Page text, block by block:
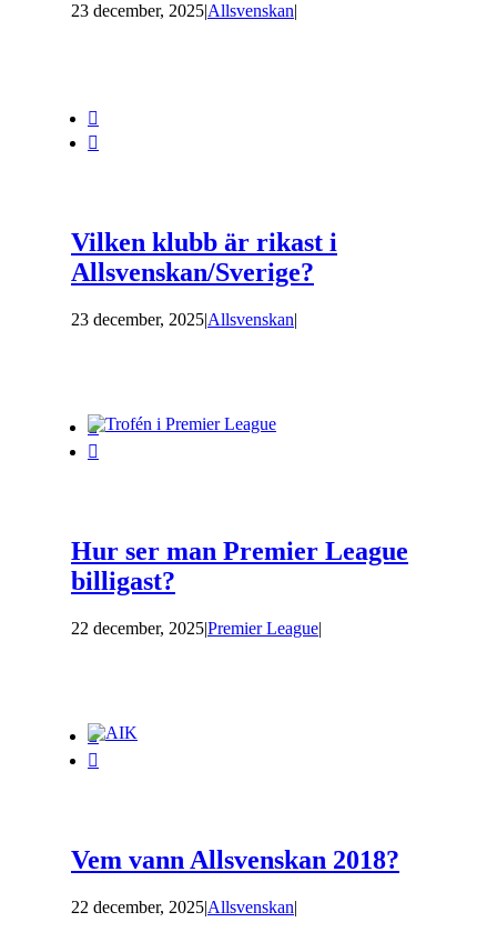
23 december, 2025|Allsvenskan|


Vilken klubb är rikast i
Allsvenskan/Sverige?
23 december, 2025|Allsvenskan|


Hur ser man Premier League
billigast?
22 december, 2025|Premier League|


Vem vann Allsvenskan 2018?
22 december, 2025|Allsvenskan|